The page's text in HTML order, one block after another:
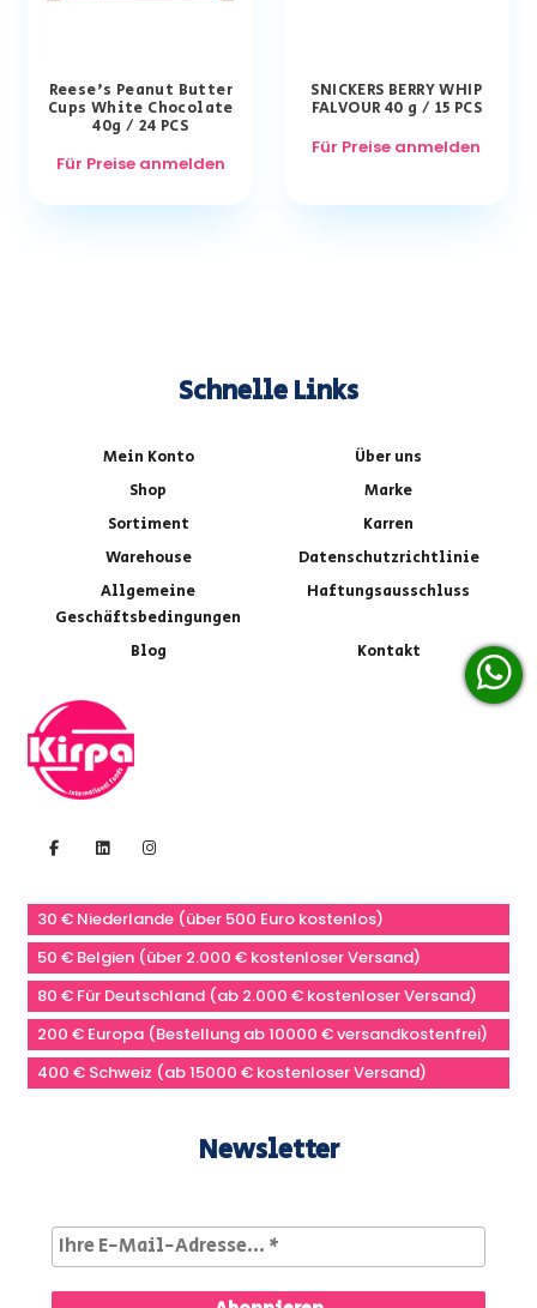
Reese’s Peanut Butter
Cups White Chocolate
40g / 24 PCS
Für Preise anmelden
SNICKERS BERRY WHIP
FALVOUR 40 g / 15 PCS
Für Preise anmelden
Schnelle Links
Mein Konto
Über uns
Shop
Marke
Sortiment
Karren
Warehouse
Datenschutzrichtlinie
Allgemeine
Geschäftsbedingungen
Haftungsausschluss
Blog Kontakt
30 € Niederlande (über 500 Euro kostenlos)
50 € Belgien (über 2.000 € kostenloser Versand)
80 € Für Deutschland (ab 2.000 € kostenloser Versand)
200 € Europa (Bestellung ab 10000 € versandkostenfrei)
400 € Schweiz (ab 15000 € kostenloser Versand)
Newsletter